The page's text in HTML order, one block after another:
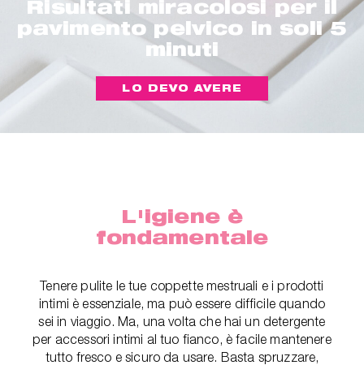
Risultati miracolosi per il
pavimento pelvico in soli 5
minuti
LO DEVO AVERE
L'igiene è
fondamentale
Tenere pulite le tue coppette mestruali e i prodotti
intimi è essenziale, ma può essere difficile quando
sei in viaggio. Ma, una volta che hai un detergente
per accessori intimi al tuo fianco, è facile mantenere
tutto fresco e sicuro da usare. Basta spruzzare,